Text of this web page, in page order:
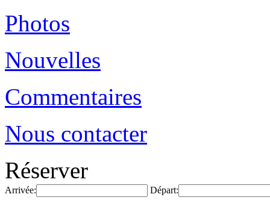
Photos
Nouvelles
Commentaires
Nous contacter
Réserver
Arrivée: Départ: